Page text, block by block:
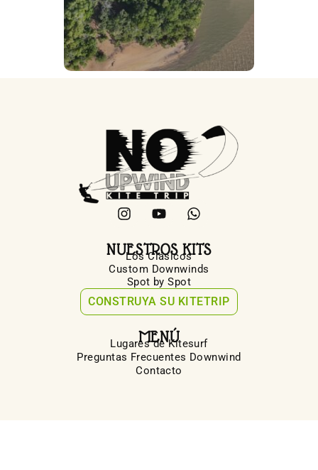
NUESTROS KITS
Los Clásicos
Custom Downwinds
Spot by Spot
CONSTRUYA SU KITETRIP
MENÚ
Lugares de Kitesurf
Preguntas Frecuentes Downwind
Contacto